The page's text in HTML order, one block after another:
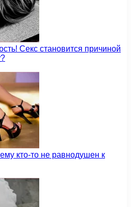
Секс становится причиной
кто-то не равнодушен к